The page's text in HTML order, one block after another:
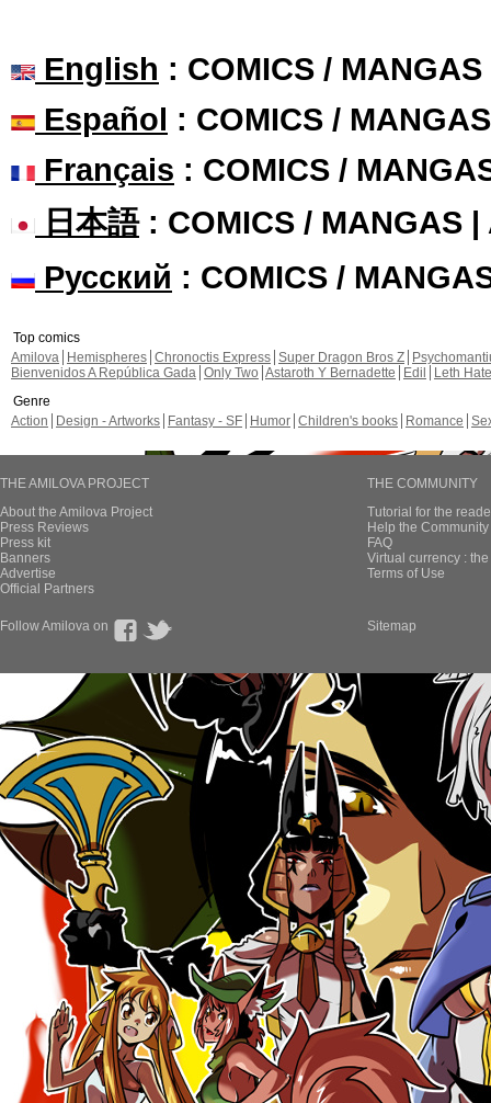
English : COMICS /
Español : COMICS /
Français : COMICS /
日本語: COMICS / MANGAS |
Русский : COMICS /
Top comics
Amilova
Hemispheres Chronoctis Express Super Dragon Bros Z
Bienvenidos A República Gada Only Two Astaroth Y Bernadette Edil
Leth Hate
Genre
Action
Design - Artworks Fantasy - SF Humor Children's books Romance
THE AMILOVA PROJECT
About the Amilova Project
Press Reviews
Press kit
Banners
Advertise
Official Partners
THE COMMUNITY
Tutorial for the
Help the
FAQ
Virtual currency :
Terms of Use
Follow Amilova on Sitemap